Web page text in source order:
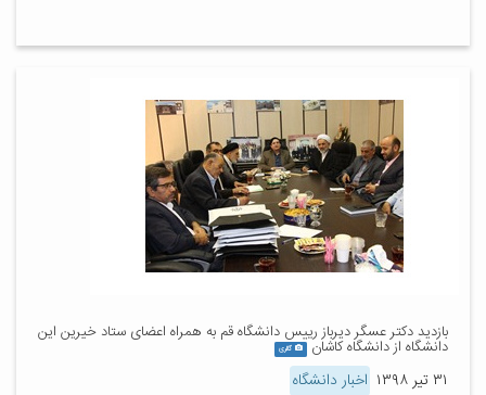
بازدید دکتر عسگر دیرباز رییس دانشگاه قم به همراه اعضای ستاد خیرین این
دانشگاه از دانشگاه کاشان گالری
۳۱ تیر ۱۳۹۸ اخبار دانشگاه